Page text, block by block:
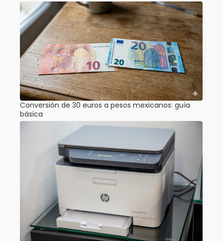
Conversión de 30 euros a pesos mexicanos: guía
básica